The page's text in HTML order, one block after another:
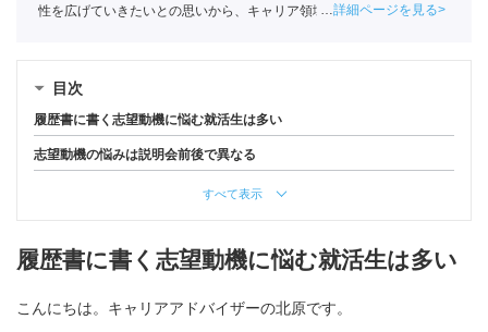
性を広げていきたいとの思いから、キャリア領域を事業の柱とするポ
詳細ページを見る
目次
履歴書に書く志望動機に悩む就活生は多い
志望動機の悩みは説明会前後で異なる
すべて表示
履歴書に書く志望動機に悩む就活生は多い
こんにちは。キャリアアドバイザーの北原です。